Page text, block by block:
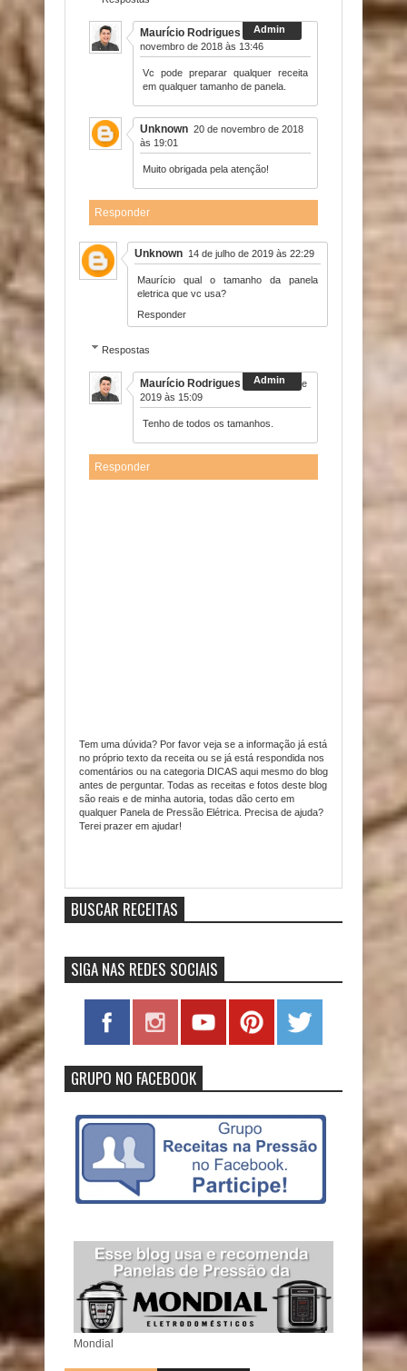
Maurício Rodrigues
16 de
novembro de 2018 às 13:46
Vc pode preparar qualquer receita
em qualquer tamanho de panela.
Unknown 20 de novembro de 2018
às 19:01
Muito obrigada pela atenção!
Responder
Unknown 14 de julho de 2019 às 22:29
Maurício qual o tamanho da panela
eletrica que vc usa?
Responder
Respostas
Maurício Rodrigues
24 de julho de
2019 às 15:09
Tenho de todos os tamanhos.
Responder
Tem uma dúvida? Por favor veja se a informação já está
no próprio texto da receita ou se já está respondida nos
comentários ou na categoria DICAS aqui mesmo do blog
antes de perguntar. Todas as receitas e fotos deste blog
são reais e de minha autoria, todas dão certo em
qualquer Panela de Pressão Elétrica. Precisa de ajuda?
Terei prazer em ajudar!
BUSCAR RECEITAS
SIGA NAS REDES SOCIAIS
GRUPO NO FACEBOOK
Mondial